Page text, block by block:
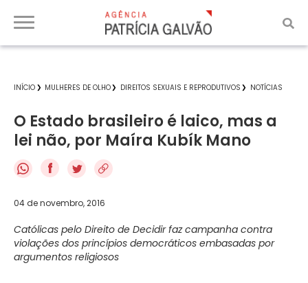
INÍCIO MULHERES DE OLHO DIREITOS SEXUAIS E REPRODUTIVOS NOTÍCIAS
O Estado brasileiro é laico, mas a
lei não, por Maíra Kubík Mano
f
04 de novembro, 2016
Católicas pelo Direito de Decidir faz campanha contra
violações dos princípios democráticos embasadas por
argumentos religiosos